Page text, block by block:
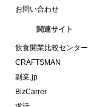
お問い合わせ
関連サイト
飲食開業比較センター
CRAFTSMAN
副業.jp
BizCarrer